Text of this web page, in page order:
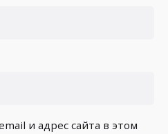
и адрес сайта в этом